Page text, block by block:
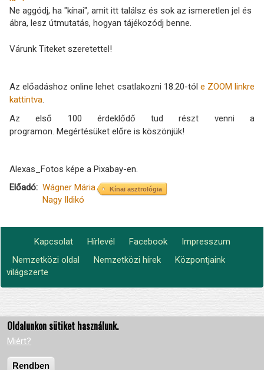
Ne aggódj, ha "kínai", amit itt találsz és sok az ismeretlen jel és
ábra, lesz útmutatás, hogyan tájékozódj benne.
Várunk Titeket szeretettel!
Az előadáshoz online lehet csatlakozni 18.20-tól e ZOOM linkre
kattintva.
Az első 100 érdeklődő tud részt venni a
programon. Megértésüket előre is köszönjük!
Alexas_Fotos képe a Pixabay-en.
Előadó
Wágner Mária
Nagy Ildikó
Kínai asztrológia
Footer
menu
Kapcsolat Hírlevél Facebook Impresszum
Lábléc2
Nemzetközi oldal Nemzetközi hírek
Központjaink
világszerte
Oldalunkon sütiket használunk.
Miért?
Rendben